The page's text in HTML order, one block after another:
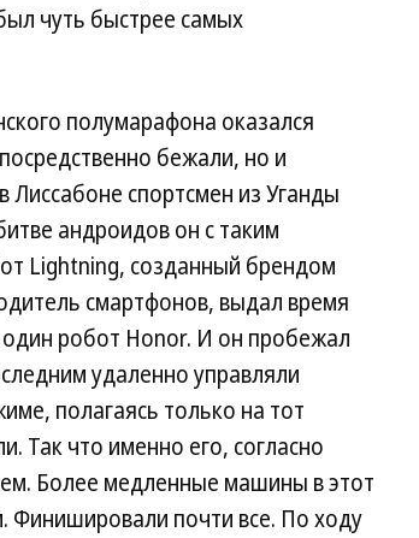
чуть быстрее самых
полумарафона оказался
бежали, но и
спортсмен из Уганды
андроидов он с таким
Lightning, созданный брендом
смартфонов, выдал время
робот Honor. И он пробежал
удаленно управляли
полагаясь только на тот
Так что именно его, согласно
Более медленные машины в этот
Финишировали почти все. По ходу